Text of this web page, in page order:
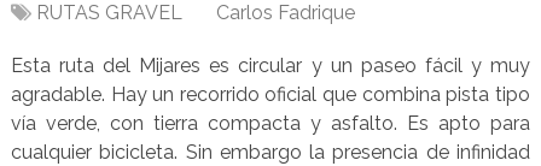
RUTAS GRAVEL Carlos Fadrique
Esta ruta del Mijares es circular y un paseo fácil y muy
agradable. Hay un recorrido oficial que combina pista tipo
vía verde, con tierra compacta y asfalto. Es apto para
cualquier bicicleta. Sin embargo la presencia de infinidad